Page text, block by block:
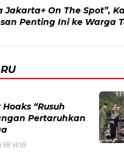
Jakarta+ On The Spot”,
Penting Ini ke Warga
“Rusuh
Pertaruhkan
WIB